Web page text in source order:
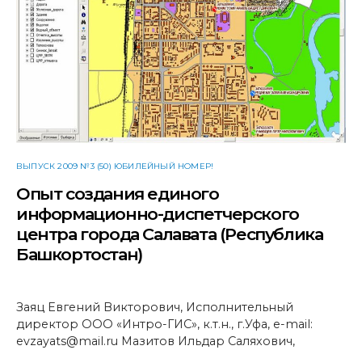
ВЫПУСК 2009 №3 (50) ЮБИЛЕЙНЫЙ НОМЕР!
Опыт создания единого
информационно-диспетчерского
центра города Салавата (Республика
Башкортостан)
Заяц Евгений Викторович, Исполнительный
директор ООО «Интро-ГИС», к.т.н., г.Уфа, e-mail:
evzayats@mail.ru Мазитов Ильдар Саляхович,